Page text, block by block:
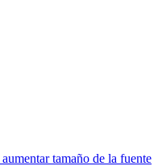
aumentar tamaño de la fuente